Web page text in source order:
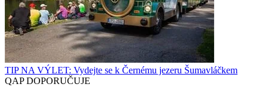
TIP NA VÝLET: Vydejte se k Černému jezeru Šumavláčkem
QAP DOPORUČUJE